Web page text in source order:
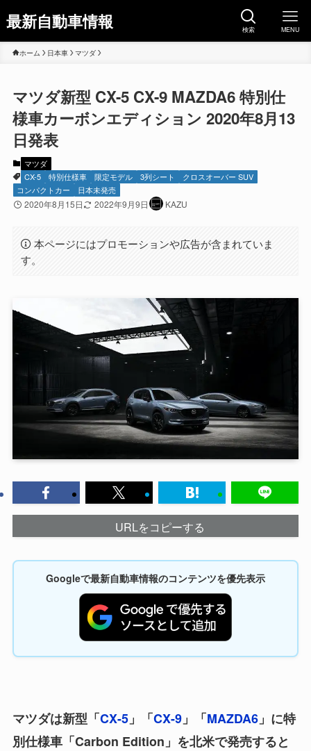
最新自動車情報 検索 MENU
ホーム 日本車 マツダ
マツダ新型 CX-5 CX-9 MAZDA6 特別仕
様車カーボンエディション 2020年8月13
日発表
マツダ
CX-5
特別仕様車 限定モデル 3列シート
クロスオーバー SUV
コンパクトカー
日本未発売
2020年8月15日 2022年9月9日 KAZU
本ページにはプロモーションや広告が含まれていま
す。
URLをコピーする
Googleで最新自動車情報のコンテンツを優先表示
マツダは新型「CX-5」「CX-9」「MAZDA6」に特
別仕様車「Carbon Edition」を北米で発売すると